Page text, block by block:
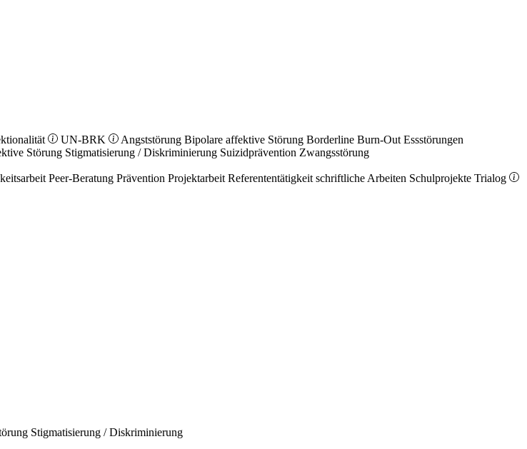
UN-BRK Angststörung Bipolare affektive Störung Borderline Burn-Out Essstörungen
Störung Stigmatisierung / Diskriminierung Suizidprävention Zwangsstörung
Peer-Beratung Prävention Projektarbeit Referententätigkeit schriftliche Arbeiten Schulprojekte Trialog
Stigmatisierung / Diskriminierung